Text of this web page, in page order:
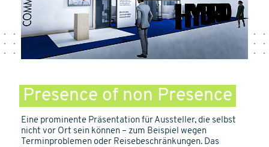
Presence of non Presence
Eine prominente Präsentation für Aussteller, die selbst
nicht vor Ort sein können – zum Beispiel wegen
Terminproblemen oder Reisebeschränkungen. Das